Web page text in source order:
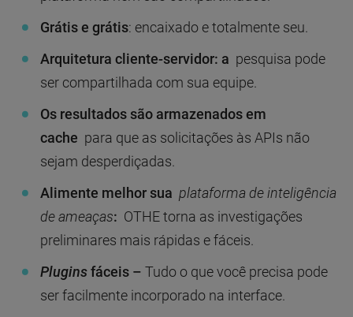
Grátis e grátis: encaixado e totalmente seu.
Arquitetura cliente-servidor: a pesquisa pode
ser compartilhada com sua equipe.
Os resultados são armazenados em
cache para que as solicitações às APIs não
sejam desperdiçadas.
Alimente melhor sua plataforma de inteligência
de ameaças: OTHE torna as investigações
preliminares mais rápidas e fáceis.
Pluginsfáceis – Tudo o que você precisa pode
ser facilmente incorporado na interface.